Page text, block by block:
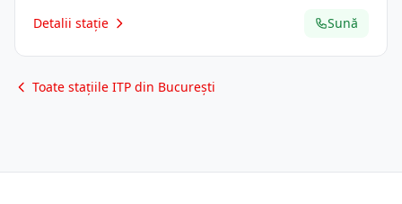
Detalii stație Sună
Toate stațiile ITP din București